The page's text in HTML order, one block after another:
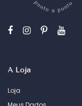
A Loja
Loja